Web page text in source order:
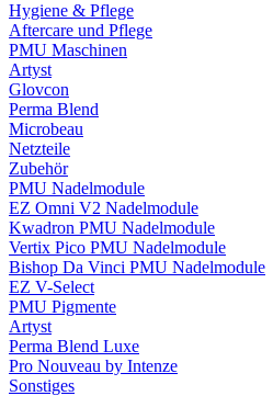
Hygiene & Pflege
Aftercare und Pflege
PMU Maschinen
Artyst
Glovcon
Perma Blend
Microbeau
Netzteile
Zubehör
PMU Nadelmodule
EZ Omni V2 Nadelmodule
Kwadron PMU Nadelmodule
Vertix Pico PMU Nadelmodule
Bishop Da Vinci PMU Nadelmodule
EZ V-Select
PMU Pigmente
Artyst
Perma Blend Luxe
Pro Nouveau by Intenze
Sonstiges